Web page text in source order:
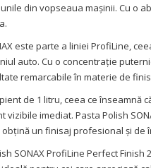
din vopseaua mașinii. Cu o
este parte a liniei ProfiLine,
auto. Cu o concentrație
remarcabile în materie de
de 1 litru, ceea ce înseamnă
vizibile imediat. Pasta Polish
un finisaj profesional și de
SONAX ProfiLine Perfect